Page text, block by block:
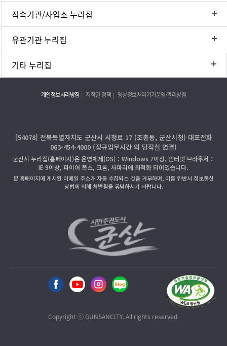
직속기관/사업소 누리집
유관기관 누리집
기타 누리집
개인정보처리방침 저작권 정책 영상정보처리기기운영·관리방침
[54078] 전북특별자치도 군산시 시청로 17 (조촌동, 군산시청) 대표전화
063-454-4000 (정규업무시간 외 당직실 연결)
군산시 누리집(홈페이지)은 운영체제(OS)：Windows 7이상, 인터넷 브라우저：
IE 9이상, 파이어 폭스, 크롬, 사파리에 최적화 되어있습니다.
본 홈페이지에 게시된 이메일 주소가 자동 수집되는 것을 거부하며, 이를 위반시 정보통신
망법에 의해 처벌됨을 유념하시기 바랍니다.
Copyright ⓒ GUNSANCITY. All rights reserved.